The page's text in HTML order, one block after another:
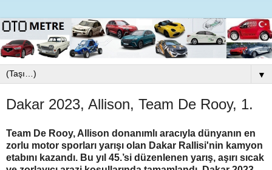
▼
Dakar 2023, Allison, Team De Rooy, 1.
Team De Rooy, Allison donanımlı aracıyla dünyanın en
zorlu motor sporları yarışı olan Dakar Rallisi'nin kamyon
etabını kazandı. Bu yıl 45.’si düzenlenen yarış, aşırı sıcak